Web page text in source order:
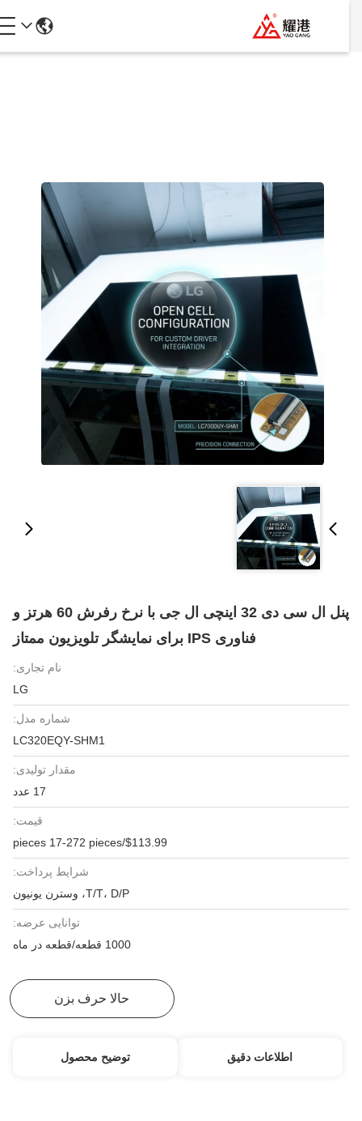
پنل ال سی دی 32 اینچی ال جی با نرخ رفرش 60 هرتز و
فناوری IPS برای نمایشگر تلویزیون ممتاز
نام تجاری:
LG
شماره مدل:
LC320EQY-SHM1
مقدار تولیدی:
17 عدد
قیمت:
$113.99/pieces 17-272 pieces
شرایط پرداخت:
T/T، D/P، وسترن یونیون
توانایی عرضه:
1000 قطعه/قطعه در ماه
حالا حرف بزن
اطلاعات دقیق توضیح محصول